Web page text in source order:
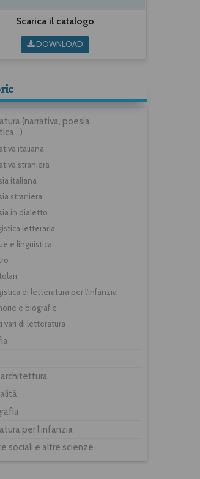
Scarica il catalogo
DOWNLOAD
(narrativa, poesia,
italiana
straniera
italiana
straniera
in dialetto
letteraria
e linguistica
di letteratura per l'infanzia
e biografie
vari di letteratura
per l'infanzia
sociali e altre scienze